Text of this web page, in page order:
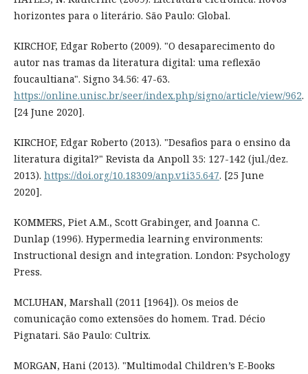
horizontes para o literário. São Paulo: Global.
KIRCHOF, Edgar Roberto (2009). "O desaparecimento do
autor nas tramas da literatura digital: uma reflexão
foucaultiana". Signo 34.56: 47-63.
https://online.unisc.br/seer/index.php/signo/article/view/962.
[24 June 2020].
KIRCHOF, Edgar Roberto (2013). "Desafios para o ensino da
literatura digital?" Revista da Anpoll 35: 127-142 (jul./dez.
2013). https://doi.org/10.18309/anp.v1i35.647. [25 June
2020].
KOMMERS, Piet A.M., Scott Grabinger, and Joanna C.
Dunlap (1996). Hypermedia learning environments:
Instructional design and integration. London: Psychology
Press.
MCLUHAN, Marshall (2011 [1964]). Os meios de
comunicação como extensões do homem. Trad. Décio
Pignatari. São Paulo: Cultrix.
MORGAN, Hani (2013). "Multimodal Children’s E-Books